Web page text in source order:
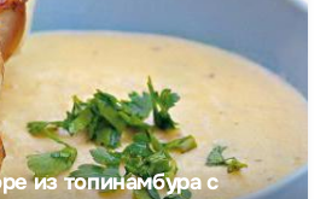
из топинамбура с